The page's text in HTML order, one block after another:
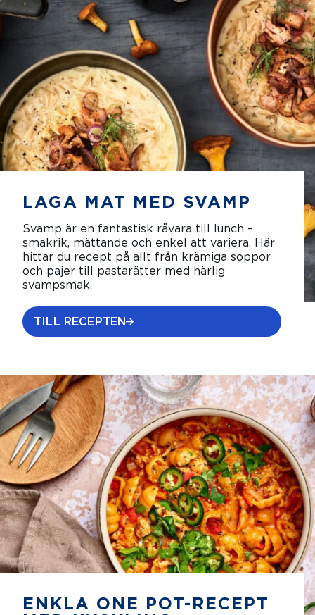
LAGA MAT MED SVAMP
Svamp är en fantastisk råvara till lunch –
smakrik, mättande och enkel att variera. Här
hittar du recept på allt från krämiga soppor
och pajer till pastarätter med härlig
svampsmak.
TILL RECEPTEN
ENKLA ONE POT-RECEPT